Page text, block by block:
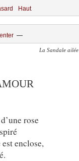
Haut
—
La Sandale ailée
rose
enclose,